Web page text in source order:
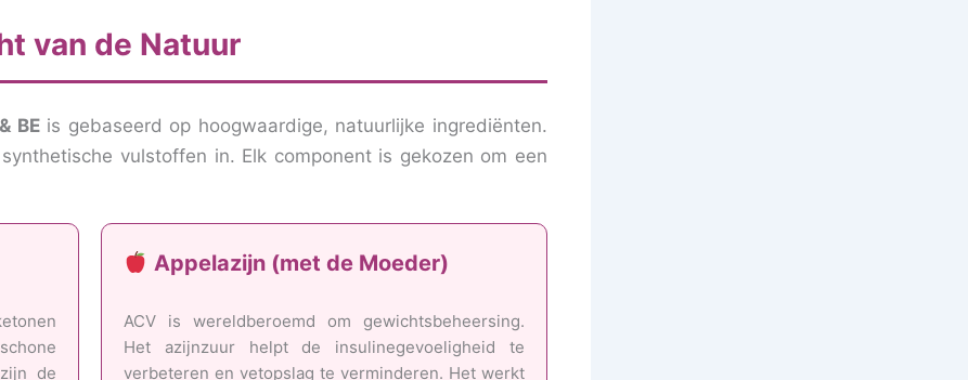
van de Natuur
BEis gebaseerd op hoogwaardige, natuurlijke ingrediënten.
vulstoffen in. Elk component is gekozen om een
de
Appelazijn (met de Moeder)
ACV is wereldberoemd om gewichtsbeheersing.
Het azijnzuur helpt de insulinegevoeligheid te
verbeteren en vetopslag te verminderen. Het werkt